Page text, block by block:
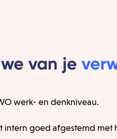
van je
werk- en denkniveau.
intern goed afgestemd met